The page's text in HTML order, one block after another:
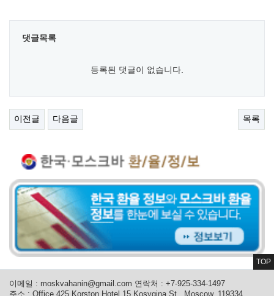
댓글목록
등록된 댓글이 없습니다.
이전글 다음글 목록
이메일 : moskvahanin@gmail.com 연락처 : +7-925-334-1497
TOP